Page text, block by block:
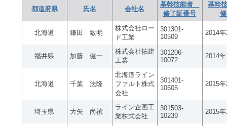
都道府県 氏名 会社名
基幹技能者
修了証番号
基幹
北海道 鎌田 敏明
株式会社ロー
ド工業
301301-
10509
2014
福井県 加藤 健一
株式会社拓建
工業
301206-
10072
2014
北海道 千葉 法隆
北海道ライン
ファルト株式
会社
301401-
10605
2015
埼玉県 大矢 尚禎
ライン企画工
業株式会社
301503-
10239
2015